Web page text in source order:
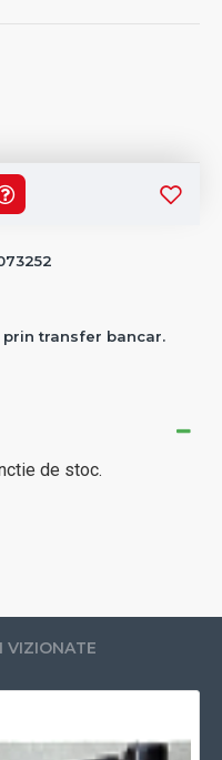
de stoc.
transfer bancar.
VIZIONATE